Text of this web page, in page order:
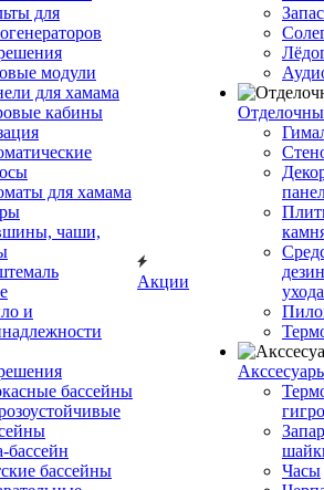
для
модули
для хамама
кабины
для хамама
чаши,
и
бассейны
бассейн
бассейны
Акции
ухода
Часы